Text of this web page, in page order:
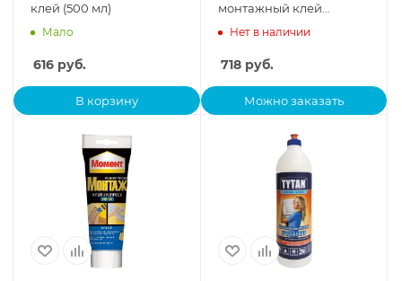
клей (500 мл)
Мало
616 руб.
В корзину
монтажный клей
жидкие гвозди (400 г)
Нет в наличии
718руб.
Можно заказать